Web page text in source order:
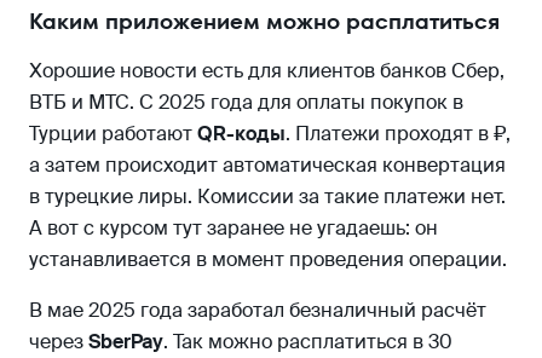
Каким приложением можно расплатиться
Хорошие новости есть для клиентов банков Сбер,
ВТБ и МТС. С 2025 года для оплаты покупок в
Турции работаютQR-коды. Платежи проходят в ₽,
а затем происходит автоматическая конвертация
в турецкие лиры. Комиссии за такие платежи нет.
А вот с курсом тут заранее не угадаешь: он
устанавливается в момент проведения операции.
В мае 2025 года заработал безналичный расчёт
черезSberPay. Так можно расплатиться в 30